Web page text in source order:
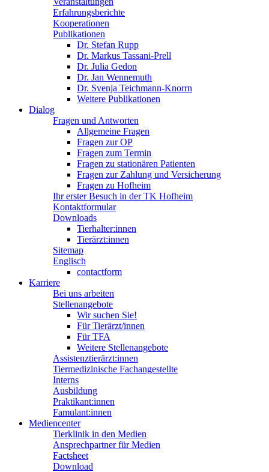
Erfahrungsberichte
Kooperationen
Publikationen
Dr. Stefan Rupp
Dr. Markus Tassani-Prell
Dr. Julia Gedon
Dr. Jan Wennemuth
Dr. Svenja Teichmann-Knorrn
Weitere Publikationen
Dialog
Fragen und Antworten
Allgemeine Fragen
Fragen zur OP
Fragen zum Termin
Fragen zu stationären Patienten
Fragen zur Zahlung und Versicherung
Fragen zu Hofheim
Ihr erster Besuch in der TK Hofheim
Kontaktformular
Downloads
Tierhalter:innen
Tierärzt:innen
Sitemap
Englisch
contactform
Karriere
Bei uns arbeiten
Stellenangebote
Wir suchen Sie!
Für Tierärzt/innen
Für TFA
Weitere Stellenangebote
Assistenztierärzt:innen
Tiermedizinische Fachangestellte
Interns
Ausbildung
Praktikant:innen
Famulant:innen
Mediencenter
Tierklinik in den Medien
Ansprechpartner für Medien
Factsheet
Download